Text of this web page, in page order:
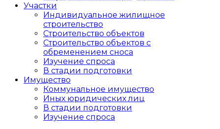
Участки
Индивидуальное жилищное
строительство
Строительство объектов
Cтроительство объектов с
обременением сноса
Изучение спроса
В стадии подготовки
Имущество
Коммунальное имущество
Иных юридических лиц
В стадии подготовки
Изучение спроса